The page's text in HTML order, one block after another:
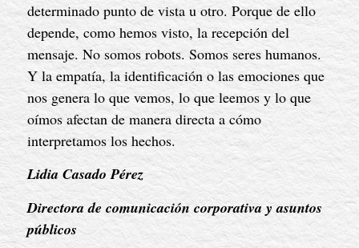
determinado punto de vista u otro. Porque de ello
depende, como hemos visto, la recepción del
mensaje. No somos robots. Somos seres humanos.
Y la empatía, la identificación o las emociones que
nos genera lo que vemos, lo que leemos y lo que
oímos afectan de manera directa a cómo
interpretamos los hechos.
Lidia Casado Pérez
Directora de comunicación corporativa y asuntos
públicos